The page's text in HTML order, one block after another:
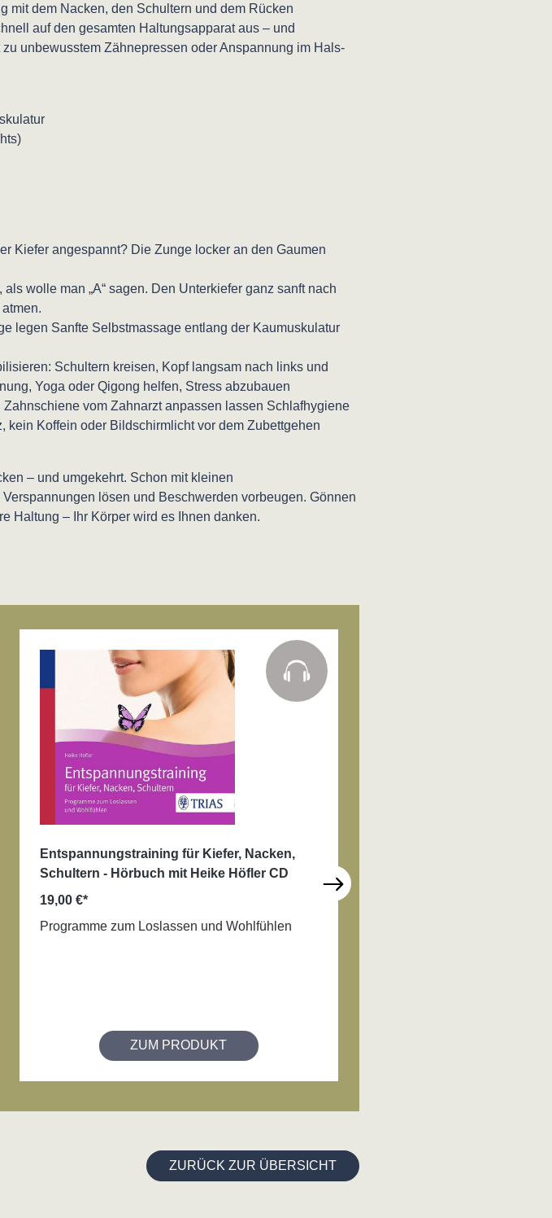
mit dem Nacken, den Schultern und dem Rücken
auf den gesamten Haltungsapparat aus – und
unbewusstem Zähnepressen oder Anspannung im Hals-
Kiefer angespannt? Die Zunge locker an den Gaumen
wolle man „A“ sagen. Den Unterkiefer ganz sanft nach
legen Sanfte Selbstmassage entlang der Kaumuskulatur
Schultern kreisen, Kopf langsam nach links und
Yoga oder Qigong helfen, Stress abzubauen
vom Zahnarzt anpassen lassen Schlafhygiene
kein Koffein oder Bildschirmlicht vor dem Zubettgehen
– und umgekehrt. Schon mit kleinen
lösen und Beschwerden vorbeugen. Gönnen
Haltung – Ihr Körper wird es Ihnen danken.
Entspannungstraining für Kiefer, Nacken,
Schultern - Hörbuch mit Heike Höfler CD
19,00 €*
Programme zum Loslassen und Wohlfühlen
ZUM PRODUKT
ZURÜCK ZUR ÜBERSICHT